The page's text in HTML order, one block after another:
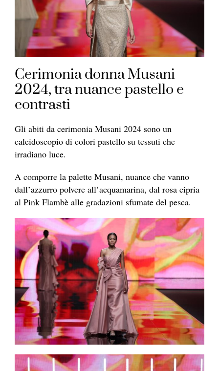
Cerimonia donna Musani
2024, tra nuance pastello e
contrasti
Gli abiti da cerimonia Musani 2024 sono un
caleidoscopio di colori pastello su tessuti che
irradiano luce.
A comporre la palette Musani, nuance che vanno
dall’azzurro polvere all’acquamarina, dal rosa cipria
al Pink Flambè alle gradazioni sfumate del pesca.